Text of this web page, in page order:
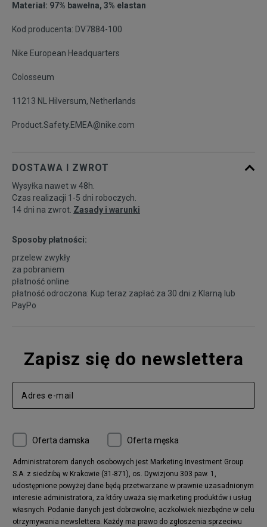
Materiał: 97% bawełna, 3% elastan
Kod producenta: DV7884-100
Nike European Headquarters
Colosseum
11213 NL Hilversum, Netherlands
Product.Safety.EMEA@nike.com
DOSTAWA I ZWROT
Wysyłka nawet w 48h.
Czas realizacji 1-5 dni roboczych.
14 dni na zwrot. Zasady i warunki
Sposoby płatności:
przelew zwykły
za pobraniem
płatność online
płatność odroczona: Kup teraz zapłać za 30 dni z Klarną lub
PayPo
Zapisz się do newslettera
Oferta damska Oferta męska
Administratorem danych osobowych jest Marketing Investment Group
S.A. z siedzibą w Krakowie (31-871), os. Dywizjonu 303 paw. 1,
udostępnione powyżej dane będą przetwarzane w prawnie uzasadnionym
interesie administratora, za który uważa się marketing produktów i usług
własnych. Podanie danych jest dobrowolne, aczkolwiek niezbędne w celu
otrzymywania newslettera. Każdy ma prawo do zgłoszenia sprzeciwu